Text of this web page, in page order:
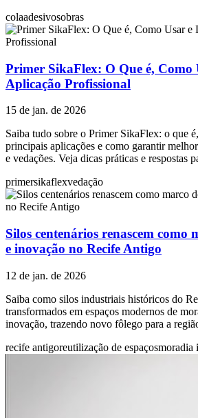
colaadesivosobras
Primer SikaFlex: O Que é, Como
Aplicação Profissional
15 de jan. de 2026
Saiba tudo sobre o Primer SikaFlex: o que
principais aplicações e como garantir
e vedações. Veja dicas práticas e respostas
primersikaflexvedação
Silos centenários renascem como
e inovação no Recife Antigo
12 de jan. de 2026
Saiba como silos industriais históricos do
transformados em espaços modernos de
inovação, trazendo novo fôlego para a
recife antigoreutilização de espaçosmoradia